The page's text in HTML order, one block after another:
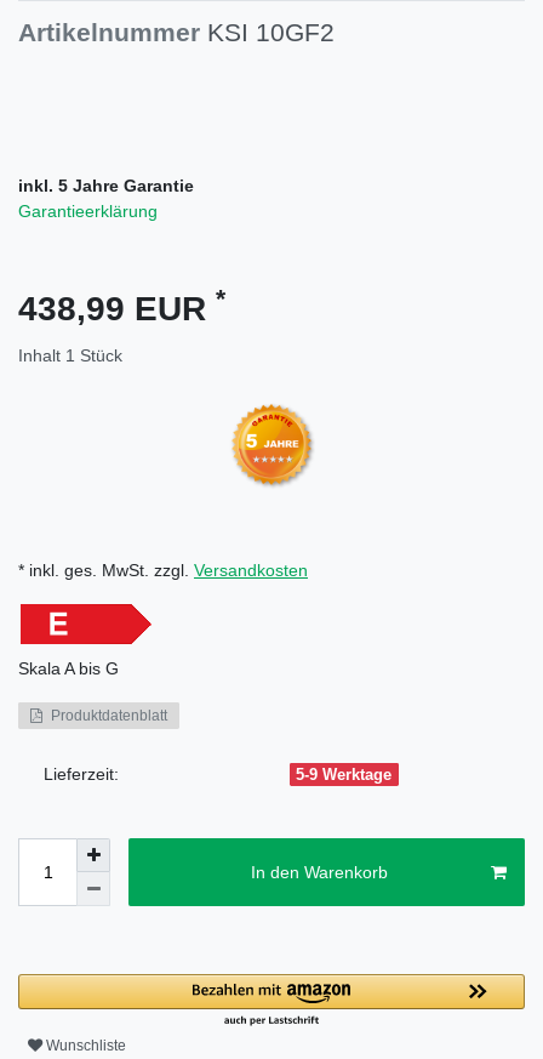
Artikelnummer KSI 10GF2
inkl. 5 Jahre Garantie
Garantieerklärung
438,99 EUR *
Inhalt 1 Stück
* inkl. ges. MwSt. zzgl. Versandkosten
Skala A bis G
Produktdatenblatt
Lieferzeit: 5-9 Werktage
In den Warenkorb
Wunschliste